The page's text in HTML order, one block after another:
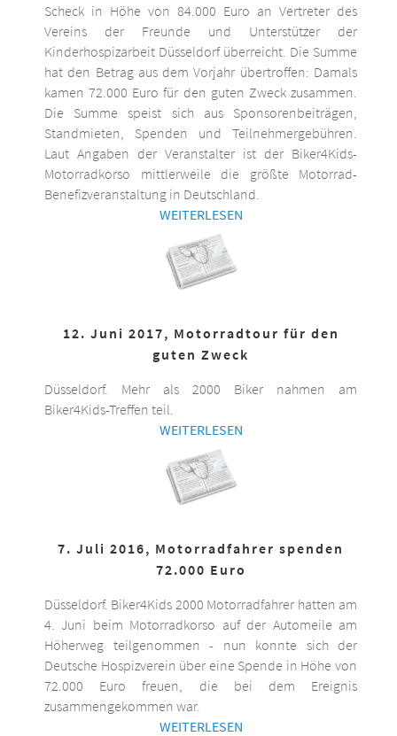
Scheck in Höhe von 84.000 Euro an Vertreter des
Vereins der Freunde und Unterstützer der
Kinderhospizarbeit Düsseldorf überreicht. Die Summe
hat den Betrag aus dem Vorjahr übertroffen: Damals
kamen 72.000 Euro für den guten Zweck zusammen.
Die Summe speist sich aus Sponsorenbeiträgen,
Standmieten, Spenden und Teilnehmergebühren.
Laut Angaben der Veranstalter ist der Biker4Kids-
Motorradkorso mittlerweile die größte Motorrad-
Benefizveranstaltung in Deutschland.
WEITERLESEN
12. Juni 2017, Motorradtour für den
guten Zweck
Düsseldorf. Mehr als 2000 Biker nahmen am
Biker4Kids-Treffen teil.
WEITERLESEN
7. Juli 2016, Motorradfahrer spenden
72.000 Euro
Düsseldorf. Biker4Kids 2000 Motorradfahrer hatten am
4. Juni beim Motorradkorso auf der Automeile am
Höherweg teilgenommen - nun konnte sich der
Deutsche Hospizverein über eine Spende in Höhe von
72.000 Euro freuen, die bei dem Ereignis
zusammengekommen war.
WEITERLESEN